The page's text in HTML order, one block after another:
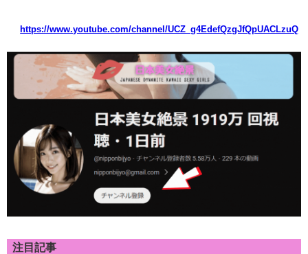
https://www.youtube.com/channel/UCZ_g4EdefQzgJfQpUACLzuQ
注目記事